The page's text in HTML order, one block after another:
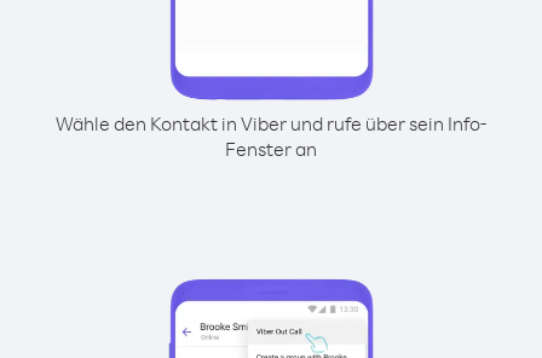
Wähle den Kontakt in Viber und rufe über sein Info-
Fenster an